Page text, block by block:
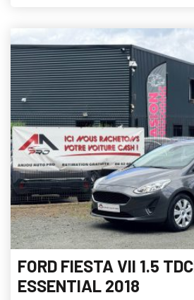
FORD FIESTA VII 1.5
ESSENTIAL 2018